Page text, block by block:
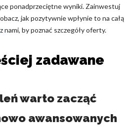
ponadprzeciętne wyniki. Zainwestuj
jak pozytywnie wpłynie to na całą
z nami, by poznać szczegóły oferty.
zadawane
warto zacząć
awansowanych